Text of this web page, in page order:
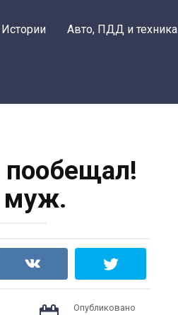
Истории Авто, ПДД и техника
муж.
Опубликовано